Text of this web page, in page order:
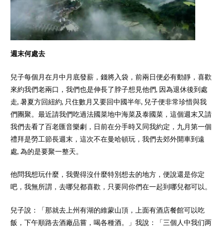
週末何處去
兒子每個月在月中月底發薪，錢將入袋，前兩日便必有動靜，喜歡
來約我們老兩口，我們也是伸長了脖子想見他們, 因為退休後到處
走, 暑夏方回紐約, 只住數月又要回中國半年, 兒子便非常珍惜與我
們團聚。最近請我們吃過法國菜地中海菜及泰國菜，這個週末又請
我們去看了百老匯音樂劇，日前在分手時又同我約定，九月第一個
禮拜是勞工節長週末，這次不在曼哈頓玩，我們去郊外開車到遠
處, 為的是要聚一整天。
他問我想玩什麼，我覺得沒什麼特別想去的地方，便說還是你定
吧，我無所謂，去哪兒都喜歡，只要同你們在一起到哪兒都可以。
兒子說：「那就去上州有湖的維蒙山頂，上面有酒店餐館可以吃
飯，下午順路去酒廠品嘗，喝各種酒。」我說：「三個人中我们两